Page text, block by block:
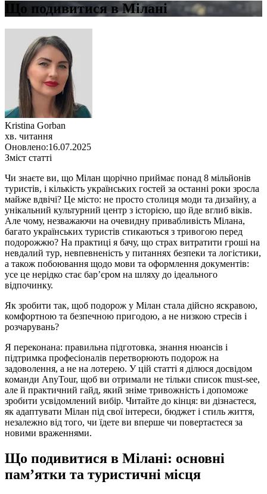
Що подивитися в Мілані
Kristina Gorban
хв. читання
Оновлено:16.07.2025
Зміст статті
Чи знаєте ви, що Мілан щорічно приймає понад 8 мільйонів
туристів, і кількість українських гостей за останні роки зросла
майже вдвічі? Це місто: не просто столиця моди та дизайну, а
унікальний культурний центр з історією, що йде вглиб віків.
Але чому, незважаючи на очевидну привабливість Мілана,
багато українських туристів стикаються з тривогою перед
подорожжю? На практиці я бачу, що страх витратити гроші на
невдалий тур, невпевненість у питаннях безпеки та логістики,
а також побоювання щодо мови та оформлення документів:
усе це нерідко стає бар’єром на шляху до ідеального
відпочинку.
Як зробити так, щоб подорож у Мілан стала дійсно яскравою,
комфортною та безпечною пригодою, а не низкою стресів і
розчарувань?
Я переконана: правильна підготовка, знання нюансів і
підтримка професіоналів перетворюють подорож на
задоволення, а не на лотерею. У цій статті я ділюся досвідом
команди AnyTour, щоб ви отримали не тільки список must-see,
але й практичний гайд, який зніме тривожність і допоможе
зробити усвідомлений вибір. Читайте до кінця: ви дізнаєтеся,
як адаптувати Мілан під свої інтереси, бюджет і стиль життя,
незалежно від того, чи їдете ви вперше чи повертаєтеся за
новими враженнями.
Що подивитися в Мілані: основні
пам’ятки та туристичні місця